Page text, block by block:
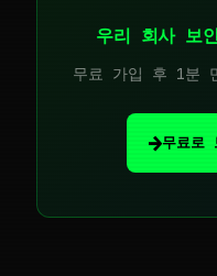
우리 회사 보
무료 가입 후 1분
→무료로